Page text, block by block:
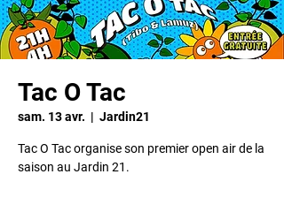
Tac O Tac
sam. 13 avr.
  |
Jardin21
Tac O Tac organise son premier open air de la
saison au Jardin 21.